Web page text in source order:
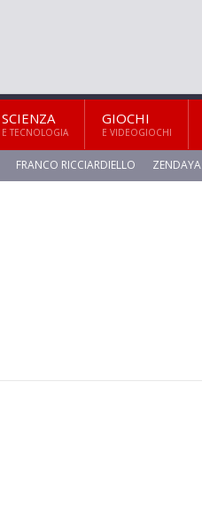
SCIENZA
E TECNOLOGIA
GIOCHI
E VIDEOGIOCHI
FRANCO RICCIARDIELLO ZENDAYA